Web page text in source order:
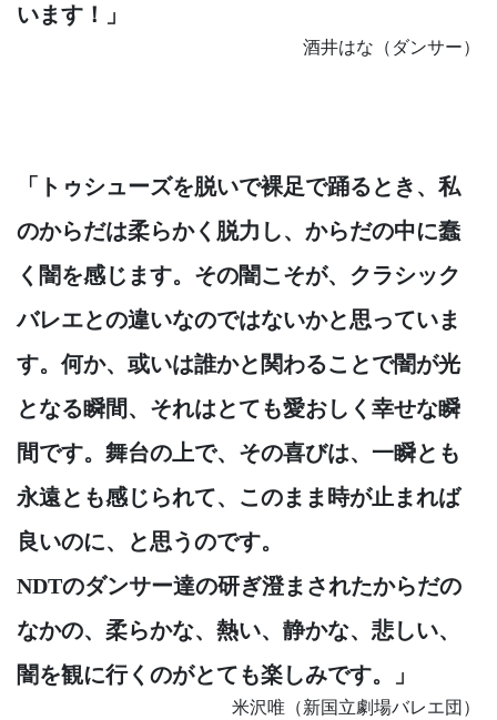
います！」
酒井はな（‬ダンサー）
「トゥシューズを脱いで裸足で踊るとき、私
のからだは柔らかく脱力し、からだの中に蠢
く闇を感じます。その闇こそが、クラシック
バレエとの違いなのではないかと思っていま
す。何か、或いは誰かと関わることで闇が光
となる瞬間、それはとても愛おしく幸せな瞬
間です。舞台の上で、その喜びは、一瞬とも
永遠とも感じられて、このまま時が止まれば
良いのに、と思うのです。
NDTのダンサー達の研ぎ澄まされたからだの
なかの、柔らかな、熱い、静かな、悲しい、
闇を観に行くのがとても楽しみです。」
米沢唯（新国立劇場バレエ団）